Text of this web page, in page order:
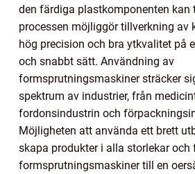
den färdiga plastkomponenten kan
processen möjliggör tillverkning av
hög precision och bra ytkvalitet på
och snabbt sätt. Användning av
formsprutningsmaskiner sträcker
spektrum av industrier, från
fordonsindustrin och
Möjligheten att använda ett brett
skapa produkter i alla storlekar och
formsprutningsmaskiner till en